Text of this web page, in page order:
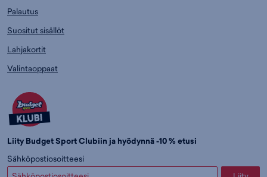
Palautus
Suositut sisällöt
Lahjakortit
Valintaoppaat
Liity Budget Sport Clubiin ja hyödynnä -10 % etusi
Sähköpostiosoitteesi